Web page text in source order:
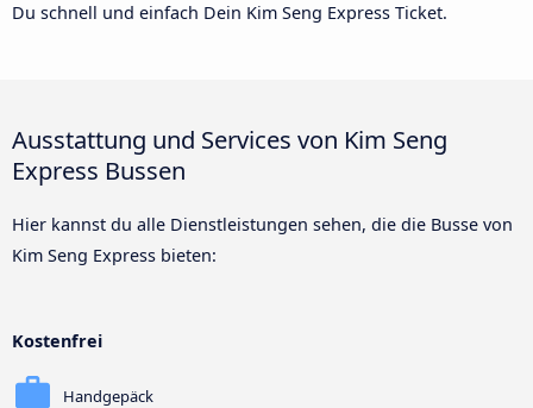
Du schnell und einfach Dein Kim Seng Express Ticket.
Ausstattung und Services von Kim Seng
Express Bussen
Hier kannst du alle Dienstleistungen sehen, die die Busse von
Kim Seng Express bieten:
Kostenfrei
Handgepäck